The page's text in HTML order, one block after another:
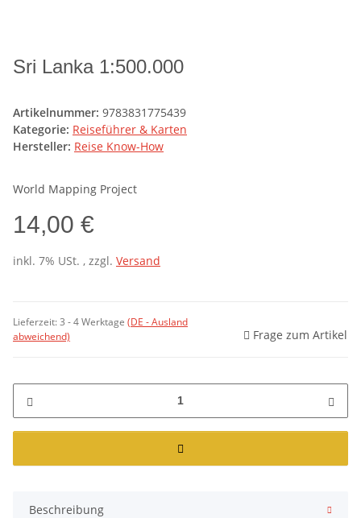
Sri Lanka 1:500.000
Artikelnummer: 9783831775439
Kategorie: Reiseführer & Karten
Hersteller: Reise Know-How
World Mapping Project
14,00 €
inkl. 7% USt. , zzgl. Versand
Lieferzeit:3 - 4 Werktage (DE - Ausland
abweichend)
Frage zum Artikel
Beschreibung